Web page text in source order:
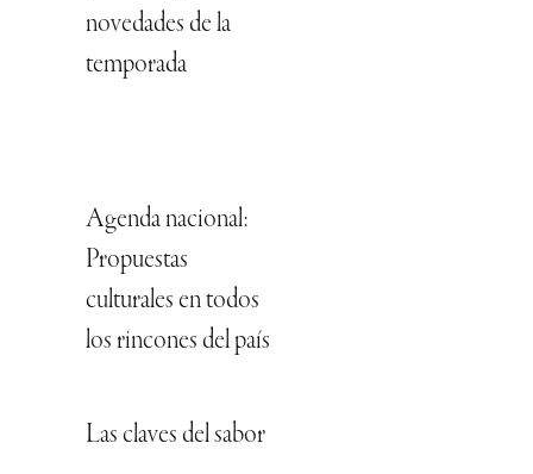
novedades de la
temporada
Agenda nacional:
Propuestas
culturales en todos
los rincones del país
Las claves del sabor